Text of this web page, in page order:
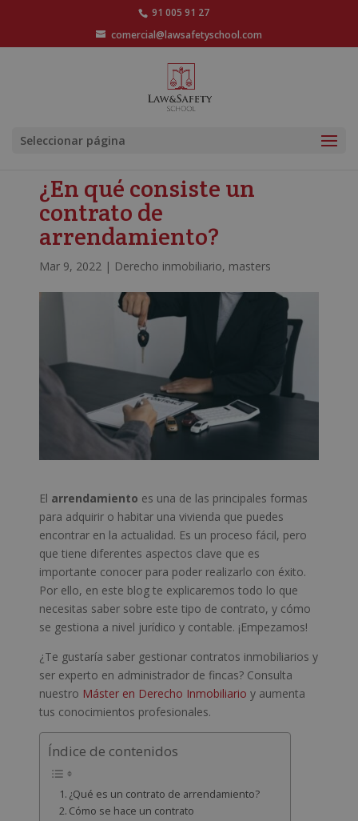
91 005 91 27
comercial@lawsafetyschool.com
Seleccionar página
¿En qué consiste un
contrato de
arrendamiento?
Mar 9, 2022| Derecho inmobiliario, masters
El arrendamiento es una de las principales formas
para adquirir o habitar una vivienda que puedes
encontrar en la actualidad. Es un proceso fácil, pero
que tiene diferentes aspectos clave que es
importante conocer para poder realizarlo con éxito.
Por ello, en este blog te explicaremos todo lo que
necesitas saber sobre este tipo de contrato, y cómo
se gestiona a nivel jurídico y contable. ¡Empezamos!
¿Te gustaría saber gestionar contratos inmobiliarios y
ser experto en administrador de fincas? Consulta
nuestro Máster en Derecho Inmobiliario y aumenta
tus conocimientos profesionales.
Índice de contenidos
¿Qué es un contrato de arrendamiento?
Cómo se hace un contrato